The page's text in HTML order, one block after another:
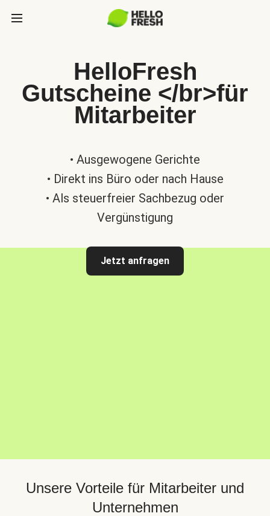
HelloFresh
Gutscheine </br>für
Mitarbeiter
• Ausgewogene Gerichte
• Direkt ins Büro oder nach Hause
• Als steuerfreier Sachbezug oder
Vergünstigung
Jetzt anfragen
Unsere Vorteile für Mitarbeiter und
Unternehmen